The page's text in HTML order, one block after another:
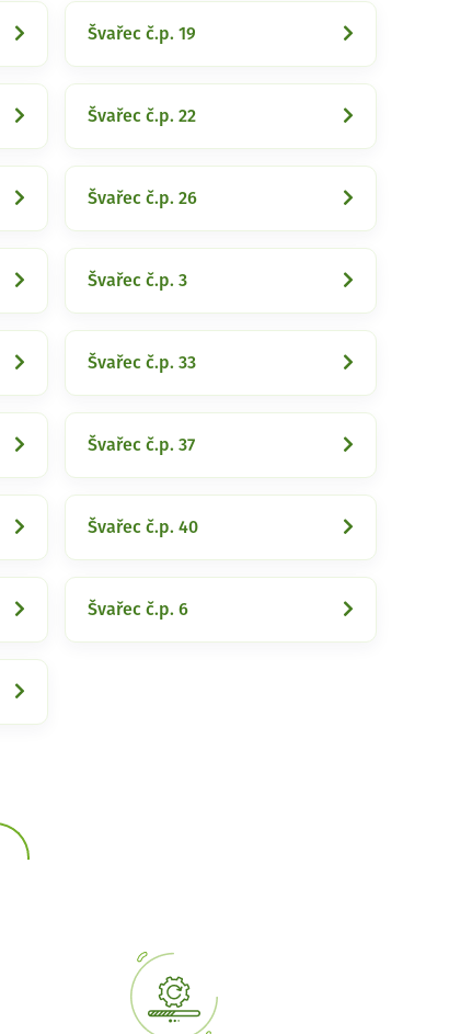
Švařec č.p. 19
Švařec č.p. 22
Švařec č.p. 26
Švařec č.p. 3
Švařec č.p. 33
Švařec č.p. 37
Švařec č.p. 40
Švařec č.p. 6